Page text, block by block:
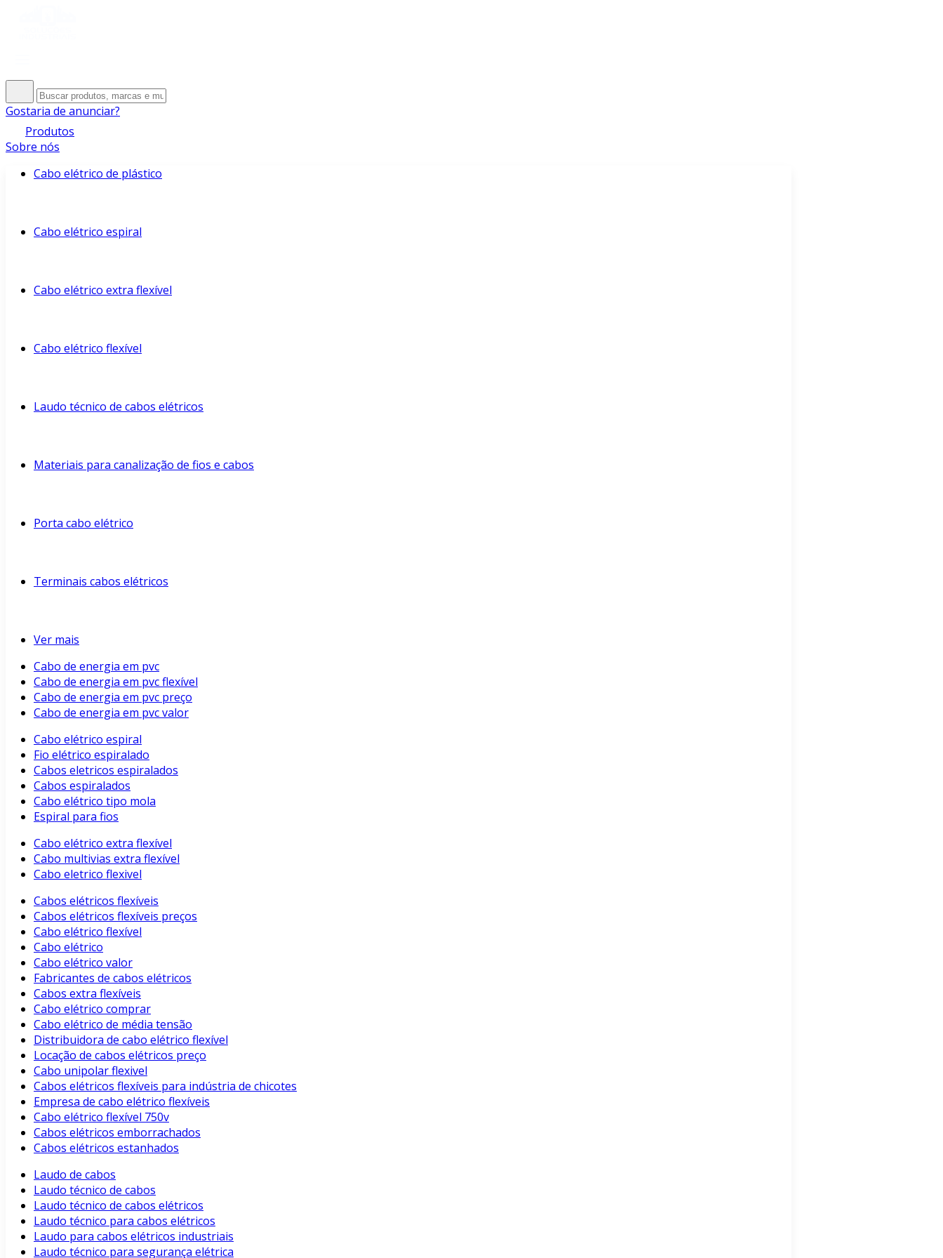
Gostaria de anunciar?
Produtos
Sobre nós
Cabo elétrico de plástico
Cabo elétrico espiral
Cabo elétrico extra flexível
Cabo elétrico flexível
Laudo técnico de cabos elétricos
Materiais para canalização de fios e cabos
Porta cabo elétrico
Terminais cabos elétricos
Ver mais
Cabo de energia em pvc
Cabo de energia em pvc flexível
Cabo de energia em pvc preço
Cabo de energia em pvc valor
Cabo elétrico espiral
Fio elétrico espiralado
Cabos eletricos espiralados
Cabos espiralados
Cabo elétrico tipo mola
Espiral para fios
Cabo elétrico extra flexível
Cabo multivias extra flexível
Cabo eletrico flexivel
Cabos elétricos flexíveis
Cabos elétricos flexíveis preços
Cabo elétrico flexível
Cabo elétrico
Cabo elétrico valor
Fabricantes de cabos elétricos
Cabos extra flexíveis
Cabo elétrico comprar
Cabo elétrico de média tensão
Distribuidora de cabo elétrico flexível
Locação de cabos elétricos preço
Cabo unipolar flexivel
Cabos elétricos flexíveis para indústria de chicotes
Empresa de cabo elétrico flexíveis
Cabo elétrico flexível 750v
Cabos elétricos emborrachados
Cabos elétricos estanhados
Laudo de cabos
Laudo técnico de cabos
Laudo técnico de cabos elétricos
Laudo técnico para cabos elétricos
Laudo para cabos elétricos industriais
Laudo técnico para segurança elétrica